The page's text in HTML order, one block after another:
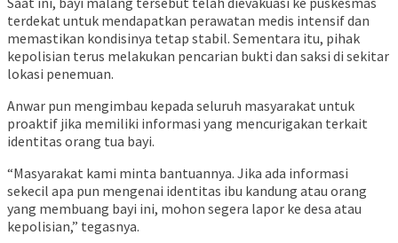
terdekat untuk mendapatkan perawatan medis intensif dan
memastikan kondisinya tetap stabil. Sementara itu, pihak
kepolisian terus melakukan pencarian bukti dan saksi di sekitar
lokasi penemuan.
Anwar pun mengimbau kepada seluruh masyarakat untuk
proaktif jika memiliki informasi yang mencurigakan terkait
identitas orang tua bayi.
“Masyarakat kami minta bantuannya. Jika ada informasi
sekecil apa pun mengenai identitas ibu kandung atau orang
yang membuang bayi ini, mohon segera lapor ke desa atau
kepolisian,” tegasnya.